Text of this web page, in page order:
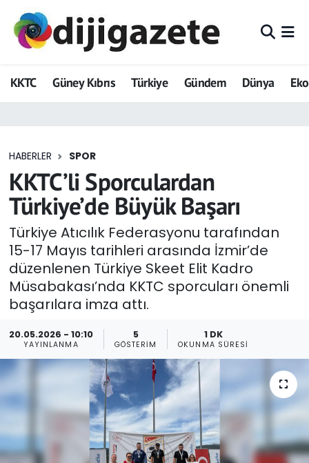
KKTC Güney Kıbrıs Türkiye Gündem Dünya
HABERLER SPOR
KKTC’li Sporculardan
Türkiye’de Büyük Başarı
Türkiye Atıcılık Federasyonu tarafından
15-17 Mayıs tarihleri arasında İzmir’de
düzenlenen Türkiye Skeet Elit Kadro
Müsabakası’nda KKTC sporcuları önemli
başarılara imza attı.
20.05.2026 - 10:10
YAYINLANMA
5
GÖSTERIM
1 DK
OKUNMA SÜRESI
ADVERTORIAL
Dijigazete
Eğitim
Ekonomi
Foto Galeri
GEZİ
Güncel
Gündem
KKTC
KKTC YEREL SEÇİM 2018
Kültür Sanat
Hava Durumu
Trafik Durumu
Tüm Manşetler
Son Dakika Haberleri
Haber Arşivi